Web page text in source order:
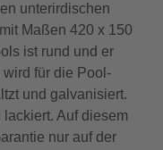
unterirdischen
Maßen 420 x 150
ist rund und er
für die Pool-
und galvanisiert.
Auf diesem
nur auf der